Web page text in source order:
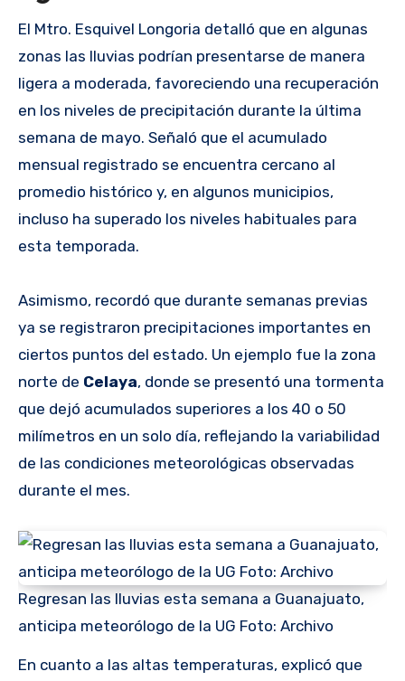
El Mtro. Esquivel Longoria detalló que en algunas
zonas las lluvias podrían presentarse de manera
ligera a moderada, favoreciendo una recuperación
en los niveles de precipitación durante la última
semana de mayo. Señaló que el acumulado
mensual registrado se encuentra cercano al
promedio histórico y, en algunos municipios,
incluso ha superado los niveles habituales para
esta temporada.
Asimismo, recordó que durante semanas previas
ya se registraron precipitaciones importantes en
ciertos puntos del estado. Un ejemplo fue la zona
norte de Celaya, donde se presentó una tormenta
que dejó acumulados superiores a los 40 o 50
milímetros en un solo día, reflejando la variabilidad
de las condiciones meteorológicas observadas
durante el mes.
Regresan las lluvias esta semana a Guanajuato,
anticipa meteorólogo de la UG Foto: Archivo
En cuanto a las altas temperaturas, explicó que